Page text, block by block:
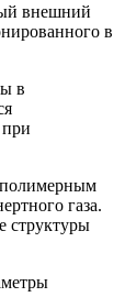
внешний
в
в
полимерным
газа.
структуры